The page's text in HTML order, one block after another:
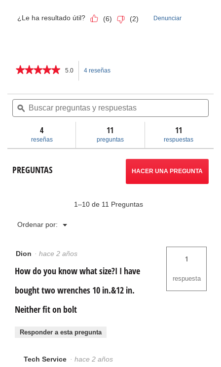
★★★★★
★★★★★
5
Leer
de
para
5.0 4 reseñas
le
llevará
a
Buscar
preguntas
y
respuestas
ϙ
4
reseñas
11
preguntas
11
respuestas
PREGUNTAS HACER UNA PREGUNTA
1–10 de 11 Preguntas
Ordenar por: ▼
Menú
Dion · hace 2 años
How do you know what size?I I have
bought two wrenches 10 in.&12 in.
Neither fit on bolt
1
respuesta
Responder a esta pregunta
Tech Service · hace 2 años